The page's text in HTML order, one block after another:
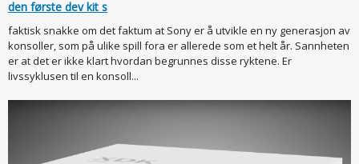
den første dev kit s
faktisk snakke om det faktum at Sony er å utvikle en ny generasjon av
konsoller, som på ulike spill fora er allerede som et helt år. Sannheten
er at det er ikke klart hvordan begrunnes disse ryktene. Er
livssyklusen til en konsoll...